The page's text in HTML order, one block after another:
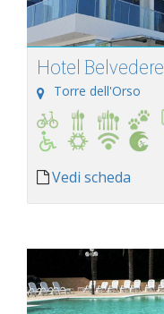
Hotel Belvedere
Torre dell'Orso
Vedi scheda